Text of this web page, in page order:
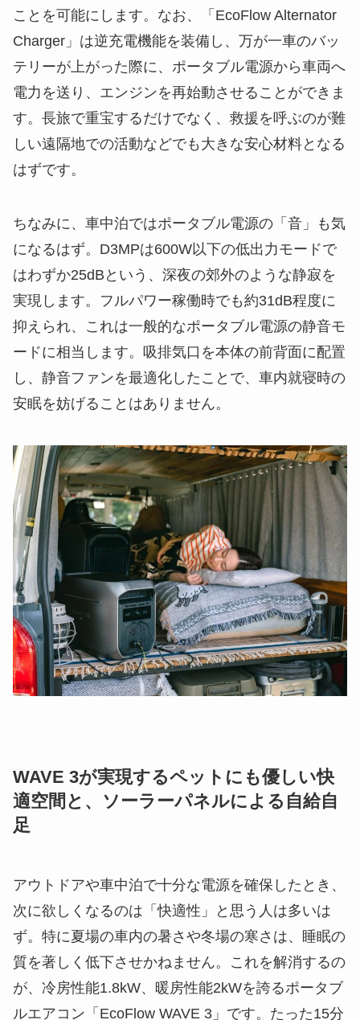
ことを可能にします。なお、「EcoFlow Alternator
Charger」は逆充電機能を装備し、万が一車のバッ
テリーが上がった際に、ポータブル電源から車両へ
電力を送り、エンジンを再始動させることができま
す。長旅で重宝するだけでなく、救援を呼ぶのが難
しい遠隔地での活動などでも大きな安心材料となる
はずです。
ちなみに、車中泊ではポータブル電源の「音」も気
になるはず。D3MPは600W以下の低出力モードで
はわずか25dBという、深夜の郊外のような静寂を
実現します。フルパワー稼働時でも約31dB程度に
抑えられ、これは一般的なポータブル電源の静音モ
ードに相当します。吸排気口を本体の前背面に配置
し、静音ファンを最適化したことで、車内就寝時の
安眠を妨げることはありません。
WAVE 3が実現するペットにも優しい快
適空間と、ソーラーパネルによる自給自
足
アウトドアや車中泊で十分な電源を確保したとき、
次に欲しくなるのは「快適性」と思う人は多いは
ず。特に夏場の車内の暑さや冬場の寒さは、睡眠の
質を著しく低下させかねません。これを解消するの
が、冷房性能1.8kW、暖房性能2kWを誇るポータブ
ルエアコン「EcoFlow WAVE 3」です。たった15分